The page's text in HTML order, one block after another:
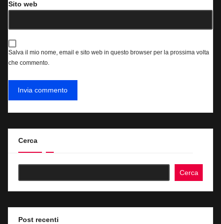
Sito web
Salva il mio nome, email e sito web in questo browser per la prossima volta
che commento.
Cerca
Cerca
Post recenti